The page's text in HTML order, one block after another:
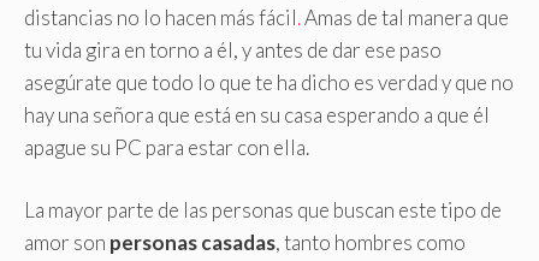
distancias no lo hacen más fácil.Amas de tal manera que
tu vida gira en torno a él, y antes de dar ese paso
asegúrate que todo lo que te ha dicho es verdad y que no
hay una señora que está en su casa esperando a que él
apague su PC para estar con ella.
La mayor parte de las personas que buscan este tipo de
amor son personas casadas, tanto hombres como